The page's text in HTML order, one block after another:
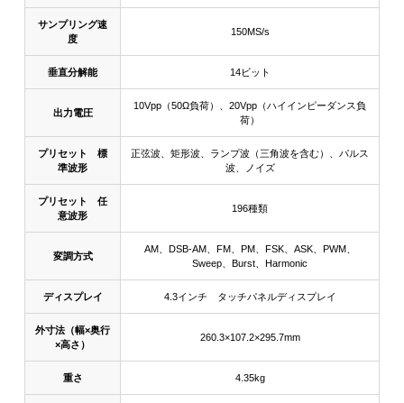
サンプリング速
度
150MS/s
垂直分解能 14ビット
出力電圧
10Vpp（50Ω負荷）、20Vpp（ハイインピーダンス負
荷）
プリセット 標
準波形
正弦波、矩形波、ランプ波（三角波を含む）、パルス
波、ノイズ
プリセット 任
意波形
196種類
変調方式
AM、DSB-AM、FM、PM、FSK、ASK、PWM、
Sweep、Burst、Harmonic
ディスプレイ 4.3インチ タッチパネルディスプレイ
外寸法（幅×奥行
×高さ）
260.3×107.2×295.7mm
重さ 4.35kg